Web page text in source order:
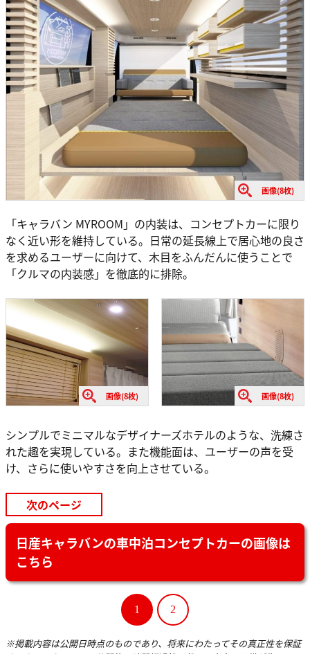
画像(8枚)
「キャラバン MYROOM」の内装は、コンセプトカーに限り
なく近い形を維持している。日常の延長線上で居心地の良さ
を求めるユーザーに向けて、木目をふんだんに使うことで
「クルマの内装感」を徹底的に排除。
画像(8枚) 画像(8枚)
シンプルでミニマルなデザイナーズホテルのような、洗練さ
れた趣を実現している。また機能面は、ユーザーの声を受
け、さらに使いやすさを向上させている。
次のページ
日産キャラバンの車中泊コンセプトカーの画像は
こちら
1 2
※掲載内容は公開日時点のものであり、将来にわたってその真正性を保証